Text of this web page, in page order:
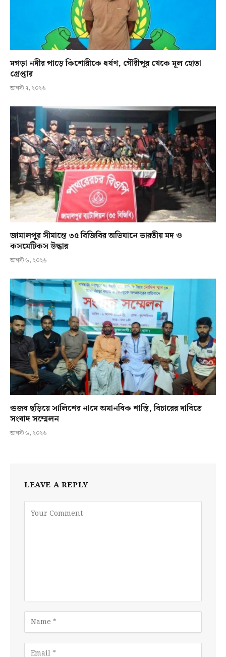
মগড়া নদীর পাড়ে কিশোরীকে ধর্ষণ, গৌরীপুর থেকে মূল হোতা
গ্রেপ্তার
আগস্ট ৭, ২০২৬
জামালপুর সীমান্তে ৩৫ বিজিবির অভিযানে ভারতীয় মদ ও
কসমেটিকস উদ্ধার
আগস্ট ৬, ২০২৬
গুজব ছড়িয়ে সালিশের নামে অমানবিক শাস্তি, বিচারের দাবিতে
সংবাদ সম্মেলন
আগস্ট ৬, ২০২৬
LEAVE A REPLY